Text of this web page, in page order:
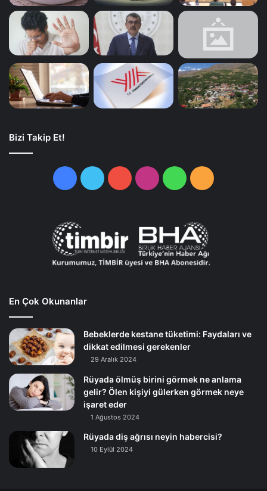
Bizi Takip Et!
FacebookTwitterYouTubeInstagramWhatsApp
RSS
En Çok Okunanlar
Bebeklerde kestane tüketimi: Faydaları ve
dikkat edilmesi gerekenler
29 Aralık 2024
Rüyada ölmüş birini görmek ne anlama
gelir? Ölen kişiyi gülerken görmek neye
işaret eder
1 Ağustos 2024
Rüyada diş ağrısı neyin habercisi?
10 Eylül 2024